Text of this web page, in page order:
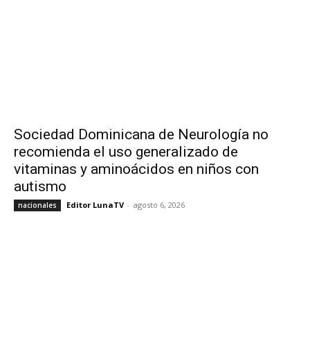
Sociedad Dominicana de Neurología no
recomienda el uso generalizado de
vitaminas y aminoácidos en niños con
autismo
nacionales Editor LunaTV - agosto 6, 2026